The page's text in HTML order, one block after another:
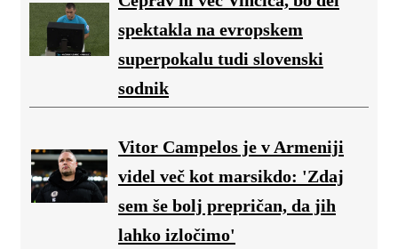
spektakla na evropskem
superpokalu tudi slovenski
sodnik
Vitor Campelos je v Armeniji
videl več kot marsikdo: 'Zdaj
sem še bolj prepričan, da jih
lahko izločimo'